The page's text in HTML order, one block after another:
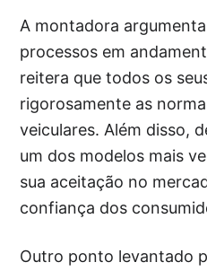
A montadora
processos em
reitera que todos os
rigorosamente as
veiculares. Além disso,
um dos modelos mais
sua aceitação no
confiança dos
Outro ponto levantado